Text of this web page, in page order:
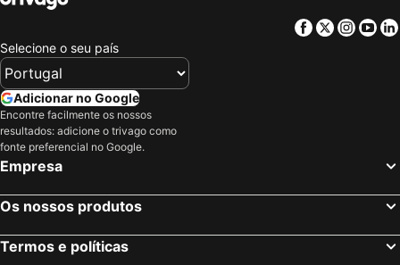
Facebook
Twitter
Selecione o seu país
Adicionar no Google
Encontre facilmente os nossos
resultados: adicione o trivago como
fonte preferencial no Google.
Empresa
Os nossos produtos
Termos e políticas